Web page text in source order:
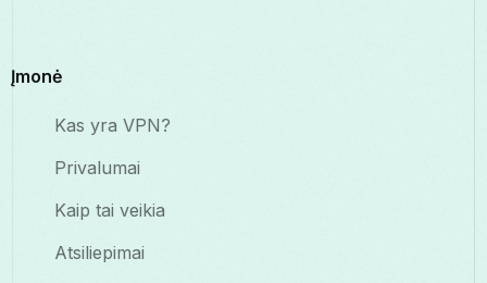
Įmonė
Kas yra VPN?
Privalumai
Kaip tai veikia
Atsiliepimai